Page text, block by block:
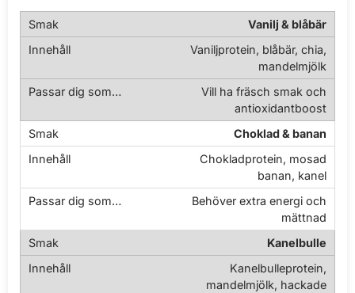
Vanilj & blåbär
Vaniljprotein, blåbär, chia,
mandelmjölk
Vill ha fräsch smak och
antioxidantboost
Choklad & banan
Chokladprotein, mosad
banan, kanel
Behöver extra energi och
mättnad
Kanelbulle
Kanelbulleprotein,
mandelmjölk, hackade